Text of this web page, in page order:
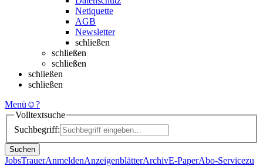
Netiquette
AGB
Newsletter
schließen
schließen
schließen
schließen
schließen
Menü ☺?
Volltextsuche
Suchbegriff:
Suchen
JobsTrauerAnmeldenAnzeigenblätterArchivE-PaperAbo-Servicezu